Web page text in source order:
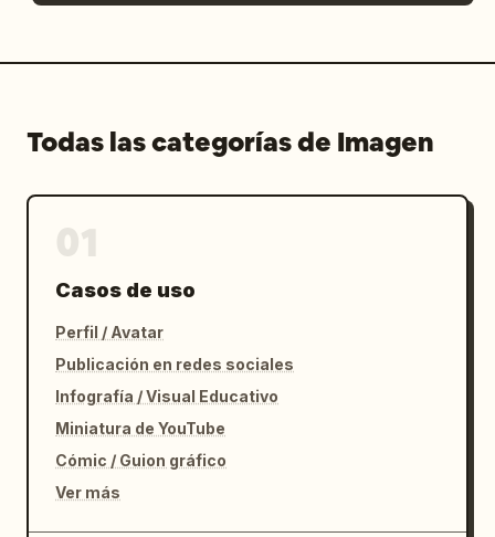
Todas las categorías de Imagen
Casos de uso
Perfil / Avatar
Publicación en redes sociales
Infografía / Visual Educativo
Miniatura de YouTube
Cómic / Guion gráfico
Ver más